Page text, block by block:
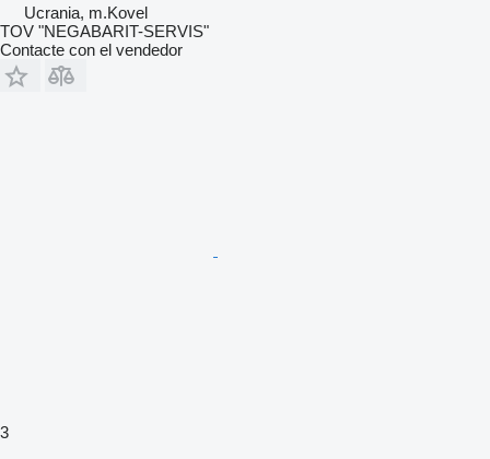
Ucrania, m.Kovel
TOV "NEGABARIT-SERVIS"
Contacte con el vendedor
3